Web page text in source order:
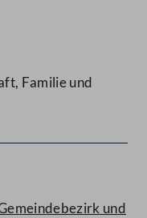
Familie und
und